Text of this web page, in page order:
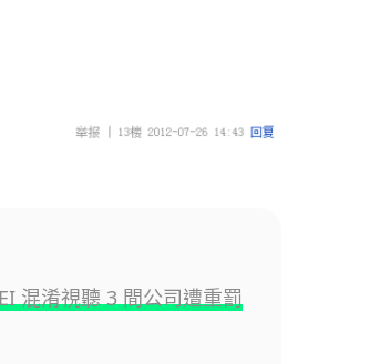
混淆視聽 3 間公司遭重罰